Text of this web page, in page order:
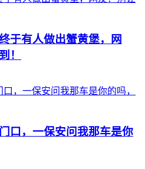
于有人做出蟹黄堡，网
！
口，一保安问我那车是你